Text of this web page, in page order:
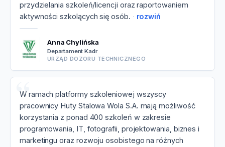
przydzielania szkoleń/licencji oraz raportowaniem
aktywności szkolących się osób.
rozwiń
Anna Chylińska
Departament Kadr
URZĄD DOZORU TECHNICZNEGO
W ramach platformy szkoleniowej wszyscy
pracownicy Huty Stalowa Wola S.A. mają możliwość
korzystania z ponad 400 szkoleń w zakresie
programowania, IT, fotografii, projektowania, biznes i
marketingu oraz rozwoju osobistego na różnych